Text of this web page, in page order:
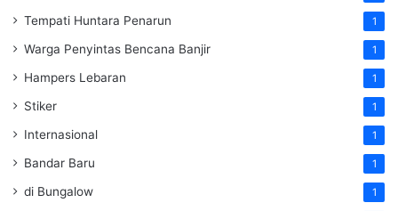
Tempati Huntara Penarun 1
Warga Penyintas Bencana Banjir 1
Hampers Lebaran 1
Stiker 1
Internasional 1
Bandar Baru 1
di Bungalow 1